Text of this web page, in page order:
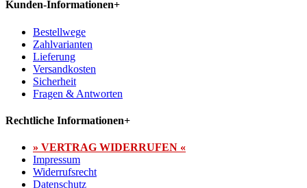
Kunden-Informationen+
Bestellwege
Zahlvarianten
Lieferung
Versandkosten
Sicherheit
Fragen & Antworten
Rechtliche Informationen+
» VERTRAG WIDERRUFEN «
Impressum
Widerrufsrecht
Datenschutz